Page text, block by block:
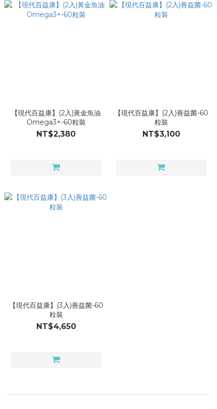
【現代百益康】(2入)黃金魚油
Omega3+-60粒裝
NT$2,380
【現代百益康】(2入)善益菌-60
粒裝
NT$3,100
【現代百益康】(3入)善益菌-60
粒裝
NT$4,650